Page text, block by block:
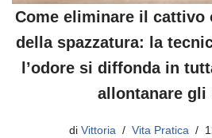
Come eliminare il cattivo
della spazzatura: la
l’odore si diffonda in
allontanare gli
di Vittoria Vita Pratica